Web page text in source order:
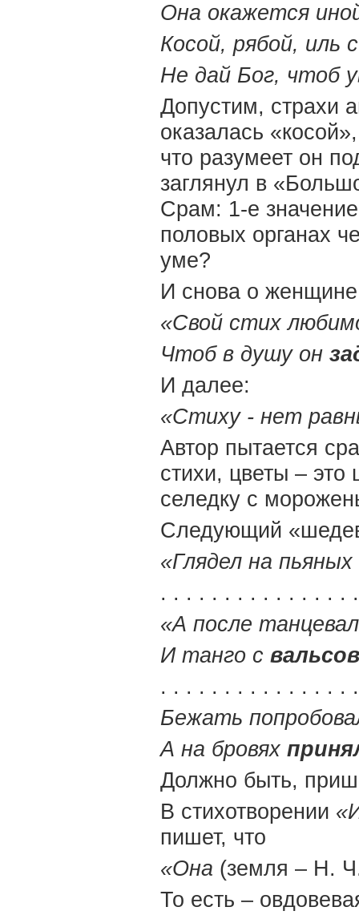
Она окажется
Косой, рябой, иль
Не дай Бог, чтоб
Допустим, страхи
оказалась
что разумеет он
заглянул в
Срам: 1-е
половых органах
уме?
И снова о
«Свой стих
Чтоб в душу он
И далее:
«Стиху - нет
Автор пытается
стихи, цветы – это
селедку с
Следующий
«Глядел на пьяных
. . . . . . . . . . . . . . .
«А после
И танго с вальсов
. . . . . . . . . . . . . . .
Бежать
А на бровях
Должно быть,
В стихотворении
пишет, что
«Она (земля – Н.
То есть –